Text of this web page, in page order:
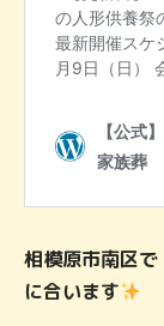
相模原市南区
に合います